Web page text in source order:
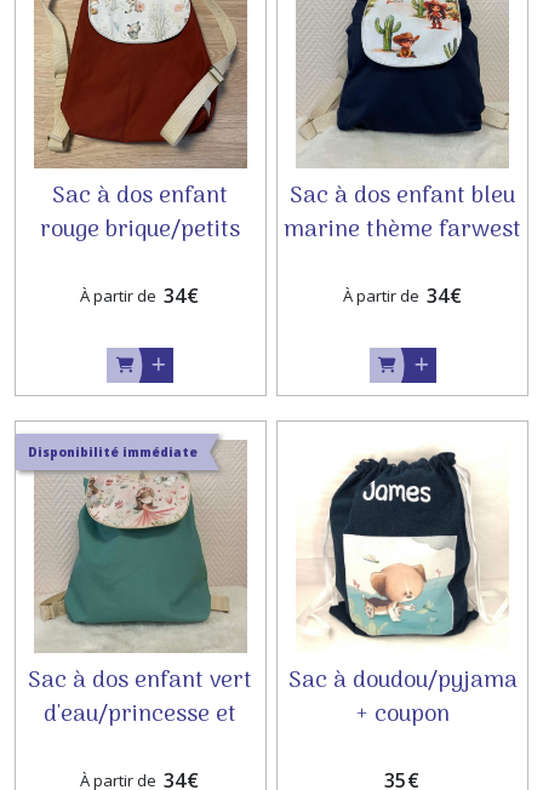
Sac à dos enfant
rouge brique/petits
À partir de 34€
Sac à dos enfant bleu
marine thème farwest
À partir de 34€
Disponibilité immédiate
Sac à dos enfant vert
d'eau/princesse et
À partir de 34€
Sac à doudou/pyjama
+ coupon
35€